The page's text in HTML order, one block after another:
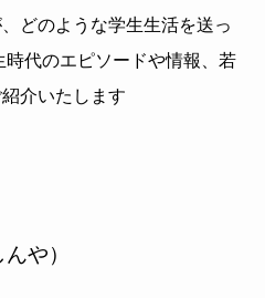
どのような学生生活を送っ
代のエピソードや情報、若
介いたします
や）